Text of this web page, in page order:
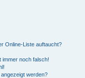
Online-Liste auftaucht?
immer noch falsch!
werden?